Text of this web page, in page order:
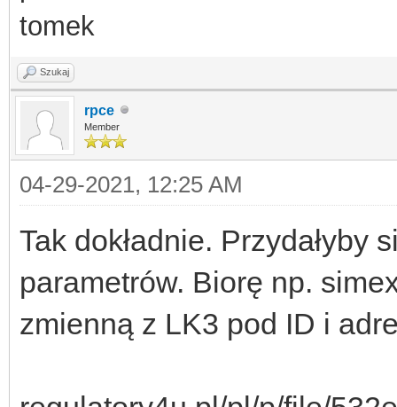
tomek
Szukaj
rpce
Member
04-29-2021, 12:25 AM
Tak dokładnie. Przydałyby
parametrów. Biorę np.
zmienną z LK3 pod ID i